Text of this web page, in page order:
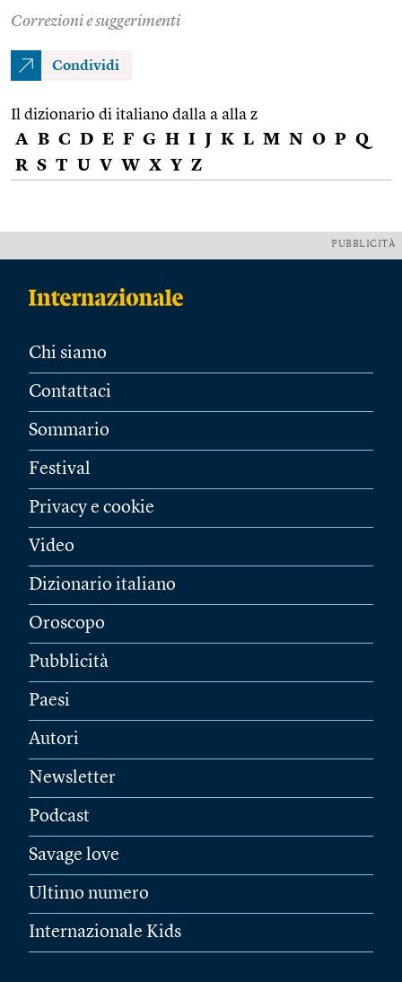
Correzioni e suggerimenti
Condividi
Il dizionario di italiano dalla a alla z
A B C D E F G H I J K L M N O P Q
R S T U V W X Y Z
PUBBLICITÀ
Chi siamo
Contattaci
Sommario
Festival
Privacy e cookie
Video
Dizionario italiano
Oroscopo
Pubblicità
Paesi
Autori
Newsletter
Podcast
Savage love
Ultimo numero
Internazionale Kids